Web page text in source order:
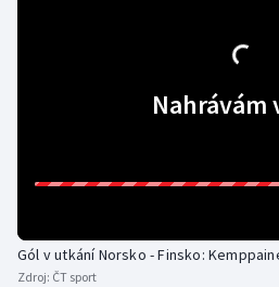
Futsal
Nahrávám
Gól v utkání Norsko - Finsko:
Zdroj: ČT sport